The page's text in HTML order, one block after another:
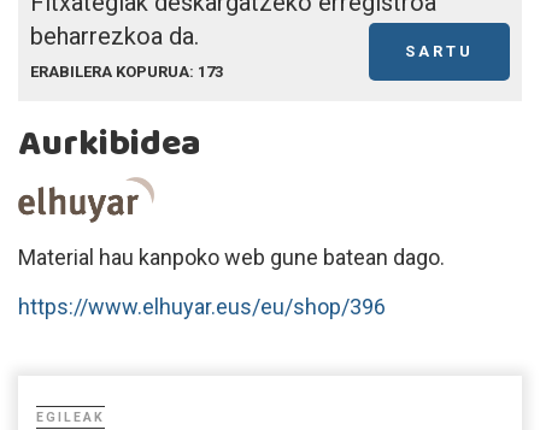
beharrezkoa da.
SARTU
ERABILERA KOPURUA: 173
Aurkibidea
Material hau kanpoko web gune batean dago.
https://www.elhuyar.eus/eu/shop/396
EGILEAK